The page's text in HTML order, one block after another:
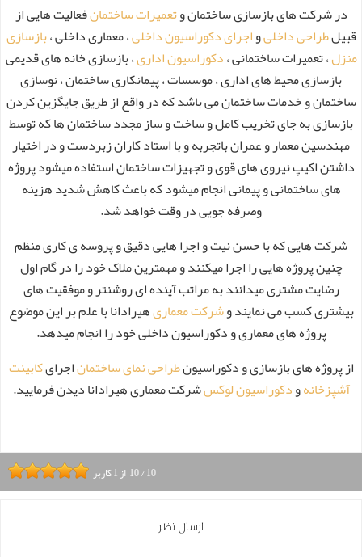
در شرکت های بازسازی ساختمان وتعمیرات ساختمانفعالیت هایی از
قبیلطراحی داخلیواجرای دکوراسیون داخلی، معماری داخلی ،بازسازی
منزل، تعمیرات ساختمانی ،دکوراسیون اداری، بازسازی خانه های قدیمی
بازسازی محیط های اداری ، موسسات ، پیمانکاری ساختمان ، نوسازی
ساختمان و خدمات ساختمان می باشد که در واقع از طریق جایگزین کردن
بازسازی به جای تخریب کامل و ساخت و ساز مجدد ساختمان ها که توسط
مهندسین معمار و عمران باتجربه و با استاد کاران زبردست و در اختیار
داشتن اکیپ نیروی های قوی و تجهیزات ساختمان استفاده میشود پروژه
های ساختمانی و پیمانی انجام میشود که باعث کاهش شدید هزینه
وصرفه جویی در وقت خواهد شد.
شرکت هایی که با حسن نیت و اجرا هایی دقیق و پروسه ی کاری منظم
چنین پروژه هایی را اجرا میکنند و مهمترین ملاک خود را در گام اول
رضایت مشتری میدانند به مراتب آینده ای روشنتر و موفقیت های
بیشتری کسب می نمایند وشرکت معماریهیرادانا با علم بر این موضوع
پروژه های معماری و دکوراسیون داخلی خود را انجام میدهد.
از پروژه های بازسازی و دکوراسیونطراحی نمای ساختماناجرایکابینت
آشپزخانهودکوراسیون لوکسشرکت معماری هیرادانا دیدن فرمایید.
10/10 از1کاربر
ارسال نظر